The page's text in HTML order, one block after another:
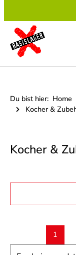
Du bist hier: Home
Kocher &
Kocher &
Seite
1